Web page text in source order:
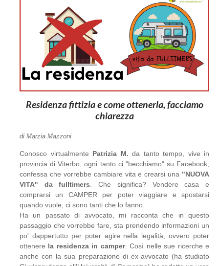
Residenza fittizia e come ottenerla, facciamo
chiarezza
di Marzia Mazzoni
Conosco virtualmente Patrizia M. da tanto tempo, vive in
provincia di Viterbo, ogni tanto ci "becchiamo" su Facebook,
confessa che vorrebbe cambiare vita e crearsi una "NUOVA
VITA" da fulltimers . Che significa? Vendere casa e
comprarsi un CAMPER per poter viaggiare e spostarsi
quando vuole, ci sono tanti che lo fanno.
Ha un passato di avvocato, mi racconta che in questo
passaggio che vorrebbe fare, sta prendendo informazioni un
po' dappertutto per poter agire nella legalità, ovvero poter
ottenere la residenza in camper. Così nelle sue ricerche e
anche con la sua preparazione di ex-avvocato (ha studiato